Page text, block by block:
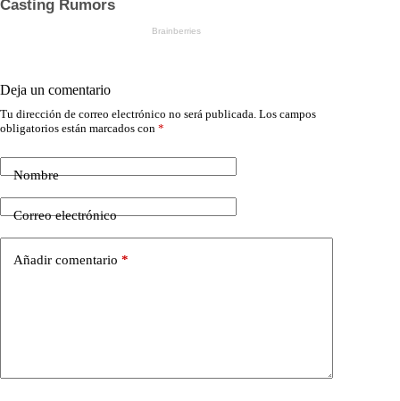
Deja un comentario
Tu dirección de correo electrónico no será publicada. Los campos
obligatorios están marcados con *
Nombre
Correo electrónico
Añadir comentario *